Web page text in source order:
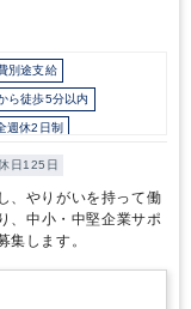
、アタックスの社員
現状維持は衰退であ
い」という想いを
感じました。
別途支給
ら徒歩5分以内
週休2日制
日125日
、やりがいを持って働
、中小・中堅企業サポ
集します。